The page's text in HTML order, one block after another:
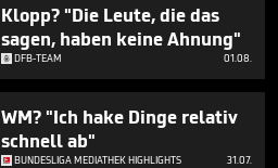
Klopp? "Die Leute, die das
sagen, haben keine Ahnung"
DFB-TEAM 01.08.
WM? "Ich hake Dinge relativ
schnell ab"
BUNDESLIGA MEDIATHEK HIGHLIGHTS 31.07.